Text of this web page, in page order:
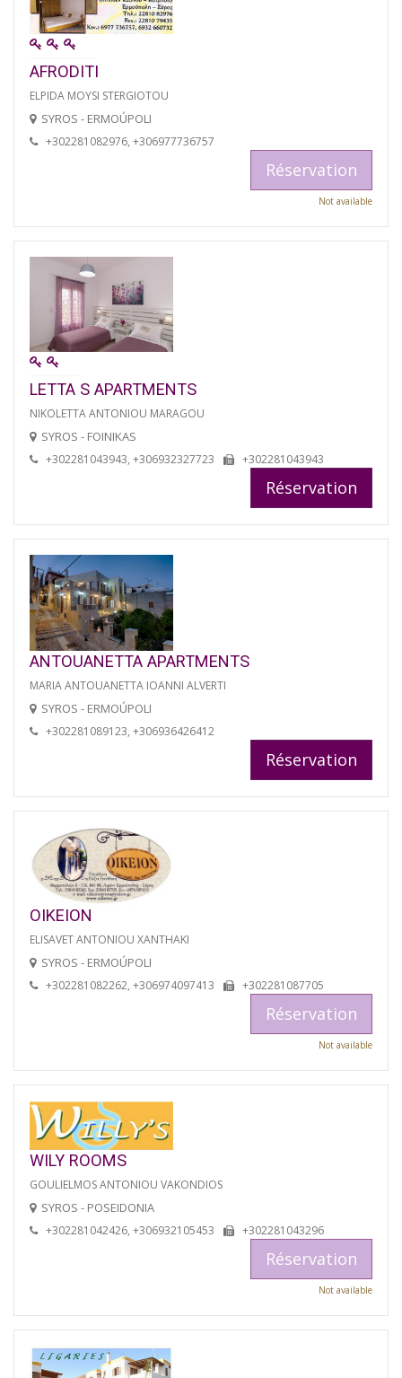
AFRODITI
ELPIDA MOYSI STERGIOTOU
SYROS - ERMOÚPOLI
+302281082976, +306977736757
Réservation
Not available
LETTA S APARTMENTS
NIKOLETTA ANTONIOU MARAGOU
SYROS - FOINIKAS
+302281043943, +306932327723 +302281043943
Réservation
ANTOUANETTA APARTMENTS
MARIA ANTOUANETTA IOANNI ALVERTI
SYROS - ERMOÚPOLI
+302281089123, +306936426412
Réservation
OIKEION
ELISAVET ANTONIOU XANTHAKI
SYROS - ERMOÚPOLI
+302281082262, +306974097413 +302281087705
Réservation
Not available
WILY ROOMS
GOULIELMOS ANTONIOU VAKONDIOS
SYROS - POSEIDONIA
+302281042426, +306932105453 +302281043296
Réservation
Not available